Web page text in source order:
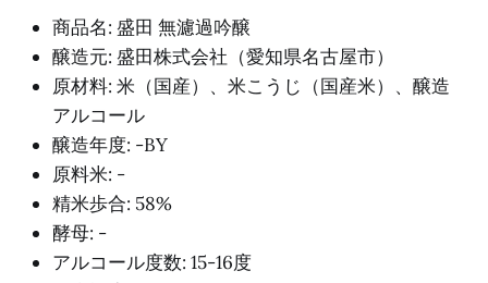
商品名: 盛田 無濾過吟醸
醸造元: 盛田株式会社（愛知県名古屋市）
原材料: 米（国産）、米こうじ（国産米）、醸造
アルコール
醸造年度: -BY
原料米: -
精米歩合: 58%
酵母: -
アルコール度数: 15-16度